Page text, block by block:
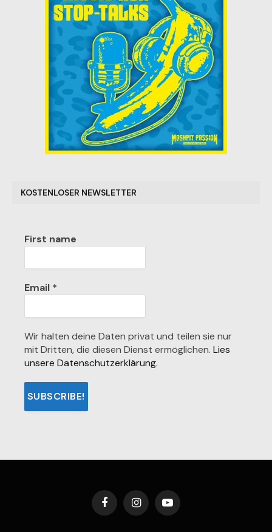
KOSTENLOSER NEWSLETTER
First name
Email *
Wir halten deine Daten privat und teilen sie nur
mit Dritten, die diesen Dienst ermöglichen. Lies
unsere Datenschutzerklärung.
FacebookInstagramYouTube